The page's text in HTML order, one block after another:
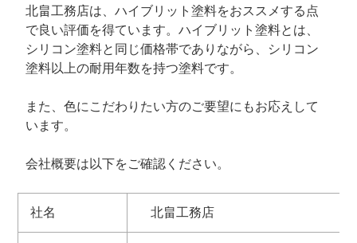
北畠工務店は、ハイブリット塗料をおススメする点
で良い評価を得ています。ハイブリット塗料とは、
シリコン塗料と同じ価格帯でありながら、シリコン
塗料以上の耐用年数を持つ塗料です。
また、色にこだわりたい方のご要望にもお応えして
います。
会社概要は以下をご確認ください。
社名 北畠工務店